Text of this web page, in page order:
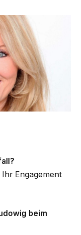
Engagement
beim